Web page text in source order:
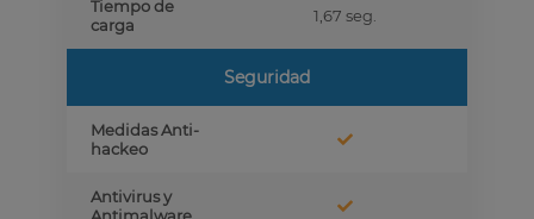
Tiempo de
carga
1,67 seg.
Seguridad
Medidas Anti-
hackeo
Antivirus y
Antimalware